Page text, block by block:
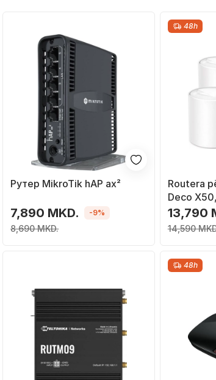
Рутер MikroTik hAP ax²
7,890 MKD.
8,690 MKD.
-9%
48h
Routera
Deco
13,790
14,590
48h